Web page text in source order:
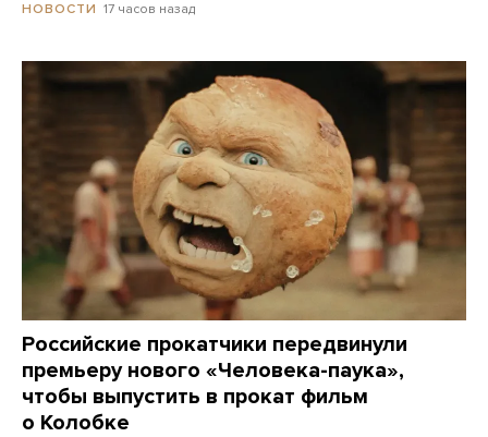
НОВОСТИ 17 часов назад
Российские прокатчики передвинули
премьеру нового «Человека-паука»,
чтобы выпустить в прокат фильм
о Колобке